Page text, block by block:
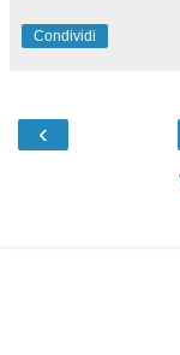
Condividi
‹